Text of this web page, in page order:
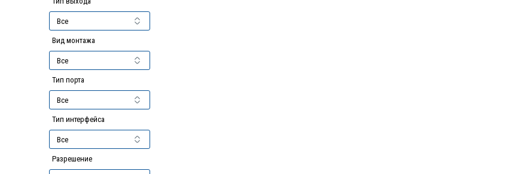
Вид монтажа
Тип порта
Тип интерфейса
Разрешение